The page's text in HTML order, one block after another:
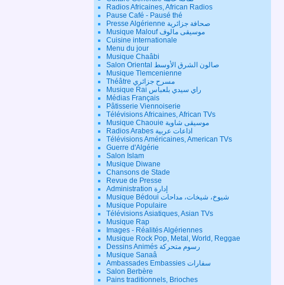
Radios Africaines, African Radios
Pause Café - Pausé thé
Presse Algérienne صحافة جزائرية
Musique Malouf موسيقى مالوف
Cuisine internationale
Menu du jour
Musique Chaâbi
Salon Oriental صالون الشرق الأوسط
Musique Tlemcenienne
Théâtre مسرح جزائري
Musique Rai راي سيدي بلعباس
Médias Français
Pâtisserie Viennoiserie
Télévisions Africaines, African TVs
Musique Chaouie موسيقى شاوية
Radios Arabes اذاعات عربية
Télévisions Américaines, American TVs
Guerre d'Algérie
Salon Islam
Musique Diwane
Chansons de Stade
Revue de Presse
Administration إدارة
Musique Bédoui شيوخ، شيخات، مداحات
Musique Populaire
Télévisions Asiatiques, Asian TVs
Musique Rap
Images - Réalités Algériennes
Musique Rock Pop, Metal, World, Reggae
Dessins Animés رسوم متحركة
Musique Sanaâ
Ambassades Embassies سفارات
Salon Berbère
Pains traditionnels, Brioches